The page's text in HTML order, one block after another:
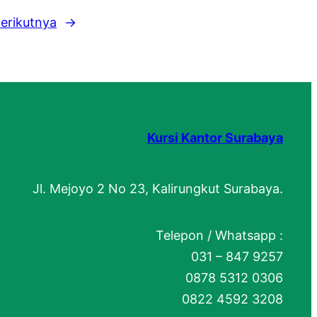
→
Kursi Kantor Surabaya
Jl. Mejoyo 2 No 23, Kalirungkut Surabaya.
Telepon / Whatsapp :
031 – 847 9257
0878 5312 0306
0822 4592 3208